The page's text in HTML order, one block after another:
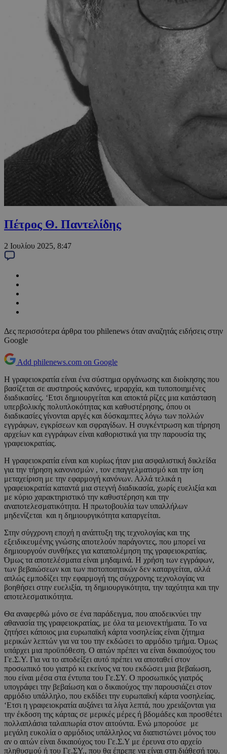
Πέτρος Θ. Παντελίδης
2 Ιουλίου 2025, 8:47
Δες περισσότερα άρθρα του philenews όταν αναζητάς ειδήσεις στην
Google
Add philenews.com on Google
Η γραφειοκρατία είναι ένα σύστημα οργάνωσης και διοίκησης που
βασίζεται σε αυστηρούς κανόνες, ιεραρχία, και τυποποιημένες
διαδικασίες. ‘Ετσι δημιουργείται και αποκτά ρίζες μια κατάσταση
υπερβολικής πολυπλοκότητας και καθυστέρησης, όπου οι
διαδικασίες γίνονται αργές και δύσκαμπτες λόγω των πολλών
εγγράφων, εγκρίσεων και σφραγίδων. Η συγκέντρωση και τήρηση
αρχείων και εγγράφων είναι καθοριστικά για την παρουσία της
γραφειοκρατίας.
Η γραφειοκρατία είναι και κυρίως ήταν μια ασφαλιστική δικλείδα
για την τήρηση κανονισμών , τον επαγγελματισμό και την ίση
μεταχείριση με την εφαρμογή κανόνων. Αλλά τελικά η
γραφειοκρατία καταντά μια στεγνή διαδικασία, χωρίς ευελιξία και
με κύριο χαρακτηριστικό την καθυστέρηση και την
αναποτελεσματικότητα. Η πρωτοβουλία των υπαλλήλων
μηδενίζεται και η δημιουργικότητα καταργείται.
Στην σύγχρονη εποχή η ανάπτυξη της τεχνολογίας και της
εξειδικευμένης γνώσης αποτελούν παράγοντες, που μπορεί να
δημιουργούν συνθήκες για καταπολέμηση της γραφειοκρατίας.
Όμως τα αποτελέσματα είναι μηδαμινά. Η χρήση των εγγράφων,
των βεβαιώσεων και των πιστοποιητικών δεν καταργείται, αλλά
απλώς εμποδίζει την εφαρμογή της σύγχρονης τεχνολογίας να
βοηθήσει στην ευελιξία, τη δημιουργικότητα, την ταχύτητα και την
αποτελεσματικότητα.
Θα αναφερθώ μόνο σε ένα παράδειγμα, που αποδεικνύει την
αθανασία της γραφειοκρατίας, με όλα τα μειονεκτήματα. Το να
ζητήσει κάποιος μια ευρωπαϊκή κάρτα νοσηλείας είναι ζήτημα
μερικών λεπτών για να του την εκδώσει το αρμόδιο τμήμα. Όμως
υπάρχει μια προϋπόθεση. Ο αιτών πρέπει να είναι δικαιούχος του
Γε.Σ.Υ. Για να το αποδείξει αυτό πρέπει να αποταθεί στον
προσωπικό του γιατρό κι εκείνος να του εκδώσει μια βεβαίωση,
που είναι μέσα στα έντυπα του Γε.ΣΥ. Ο προσωπικός γιατρός
υπογράφει την βεβαίωση και ο δικαιούχος την παρουσιάζει στον
αρμόδιο υπάλληλο, που εκδίδει την ευρωπαϊκή κάρτα νοσηλείας.
‘Ετσι η γραφειοκρατία αυξάνει τα λίγα λεπτά, που χρειάζονται για
την έκδοση της κάρτας σε μερικές μέρες ή βδομάδες και προσθέτει
πολλαπλάσια ταλαιπωρία στον αιτούντα. Ενώ μπορούσε με
μεγάλη ευκολία ο αρμόδιος υπάλληλος να διαπιστώνει μόνος του
αν ο αιτών είναι δικαιούχος του Γε.Σ.Υ με έρευνα στο αρχείο
πληθυσμού ή του Γε.ΣΥ., που θα έπρεπε να είναι στη διάθεσή του.